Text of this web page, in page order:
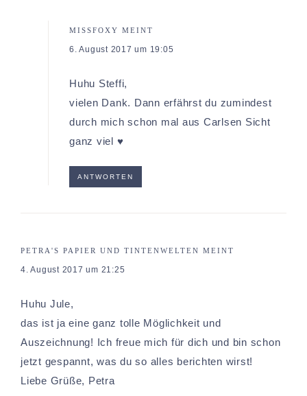
MISSFOXY MEINT
6. August 2017 um 19:05
Huhu Steffi,
vielen Dank. Dann erfährst du zumindest
durch mich schon mal aus Carlsen Sicht
ganz viel ♥
ANTWORTEN
PETRA'S PAPIER UND TINTENWELTEN MEINT
4. August 2017 um 21:25
Huhu Jule,
das ist ja eine ganz tolle Möglichkeit und
Auszeichnung! Ich freue mich für dich und bin schon
jetzt gespannt, was du so alles berichten wirst!
Liebe Grüße, Petra